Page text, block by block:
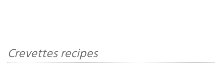
Crevettes recipes